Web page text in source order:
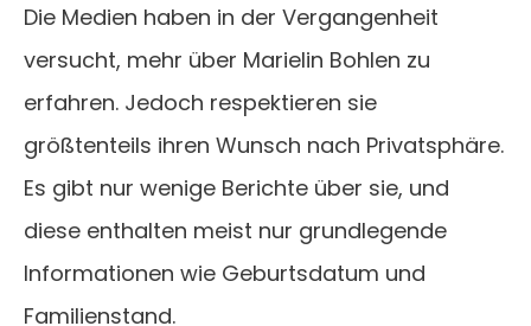
Die Medien haben in der Vergangenheit
versucht, mehr über Marielin Bohlen zu
erfahren. Jedoch respektieren sie
größtenteils ihren Wunsch nach Privatsphäre.
Es gibt nur wenige Berichte über sie, und
diese enthalten meist nur grundlegende
Informationen wie Geburtsdatum und
Familienstand.